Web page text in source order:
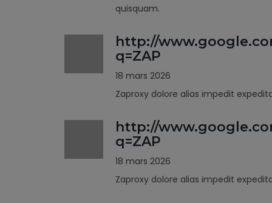
quisquam.
http://
q=ZAP
18 mars 2026
Zaproxy dolore alias impedit
http://
q=ZAP
18 mars 2026
Zaproxy dolore alias impedit